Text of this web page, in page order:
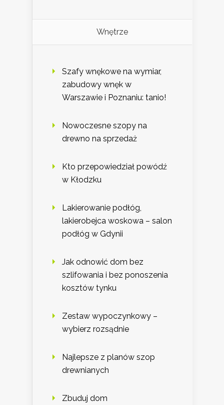
Wnętrze
Szafy wnękowe na wymiar,
zabudowy wnęk w
Warszawie i Poznaniu: tanio!
Nowoczesne szopy na
drewno na sprzedaż
Kto przepowiedział powódź
w Kłodzku
Lakierowanie podłóg,
lakierobejca woskowa – salon
podłóg w Gdynii
Jak odnowić dom bez
szlifowania i bez ponoszenia
kosztów tynku
Zestaw wypoczynkowy –
wybierz rozsądnie
Najlepsze z planów szop
drewnianych
Zbuduj dom